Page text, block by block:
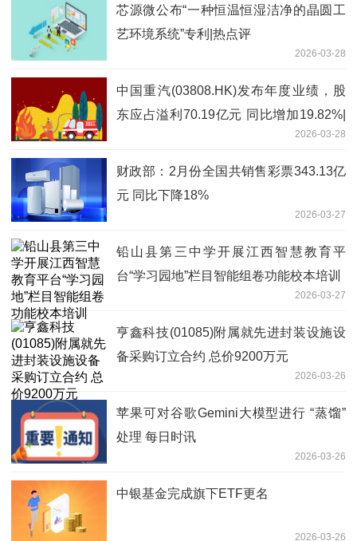
芯源微公布“一种恒温恒湿洁净的晶圆工
艺环境系统”专利|热点评
2026-03-28
中国重汽(03808.HK)发布年度业绩，股
东应占溢利70.19亿元 同比增加19.82%|
2026-03-28
财政部：2月份全国共销售彩票343.13亿
元 同比下降18%
2026-03-27
铅山县第三中学开展江西智慧教育平
台“学习园地”栏目智能组卷功能校本培训
2026-03-27
亨鑫科技(01085)附属就先进封装设施设
备采购订立合约 总价9200万元
2026-03-26
苹果可对谷歌Gemini大模型进行 “蒸馏”
处理 每日时讯
2026-03-26
中银基金完成旗下ETF更名
2026-03-26